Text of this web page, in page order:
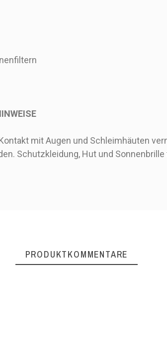
mit Augen und Schleimhäuten
Schutzkleidung, Hut und Sonnenbrille
PRODUKTKOMMENTARE